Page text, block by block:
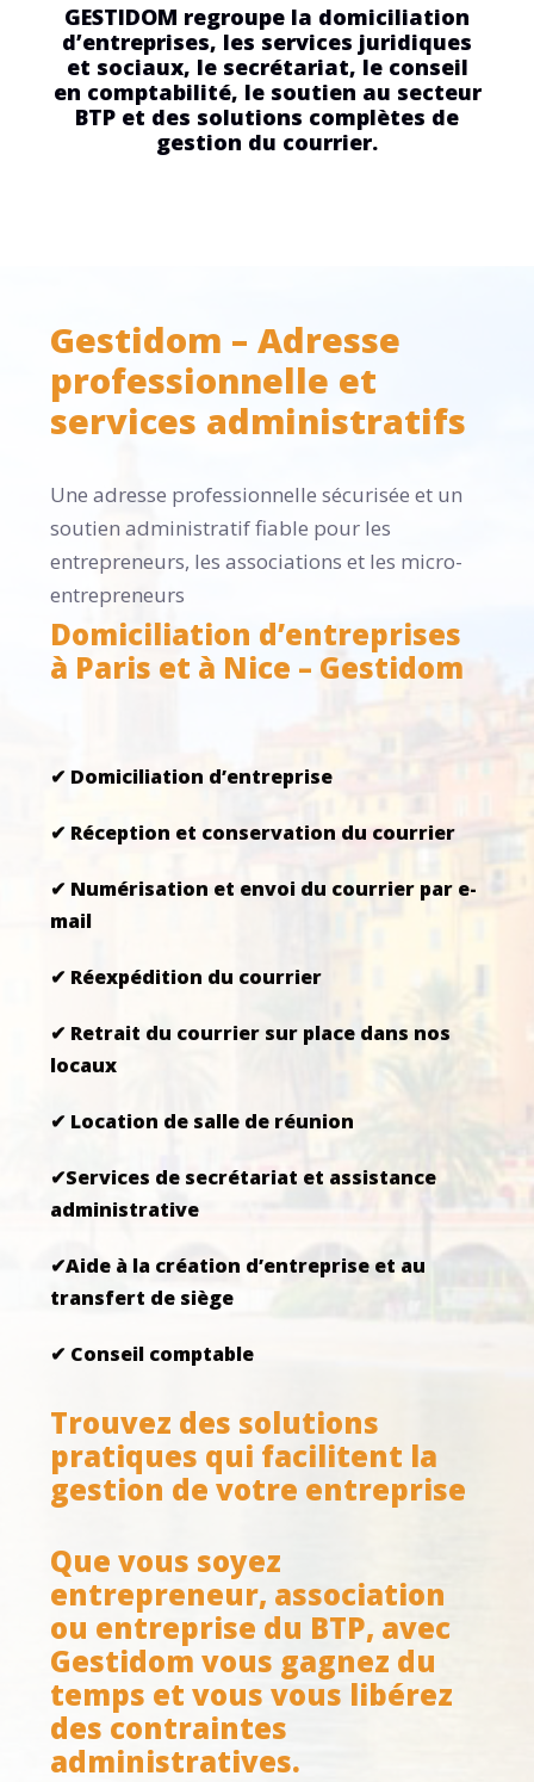
GESTIDOM regroupe la domiciliation
d’entreprises, les services juridiques
et sociaux, le secrétariat, le conseil
en comptabilité, le soutien au secteur
BTP et des solutions complètes de
gestion du courrier.
Gestidom – Adresse
professionnelle et
services administratifs
Une adresse professionnelle sécurisée et un
soutien administratif fiable pour les
entrepreneurs, les associations et les micro-
entrepreneurs
Domiciliation d’entreprises
à Paris et à Nice – Gestidom
✔ Domiciliation d’entreprise
✔ Réception et conservation du courrier
✔ Numérisation et envoi du courrier par e-
mail
✔ Réexpédition du courrier
✔ Retrait du courrier sur place dans nos
locaux
✔ Location de salle de réunion
✔Services de secrétariat et assistance
administrative
✔Aide à la création d’entreprise et au
transfert de siège
✔ Conseil comptable
Trouvez des solutions
pratiques qui facilitent la
gestion de votre entreprise
Que vous soyez
entrepreneur, association
ou entreprise du BTP, avec
Gestidom vous gagnez du
temps et vous vous libérez
des contraintes
administratives.